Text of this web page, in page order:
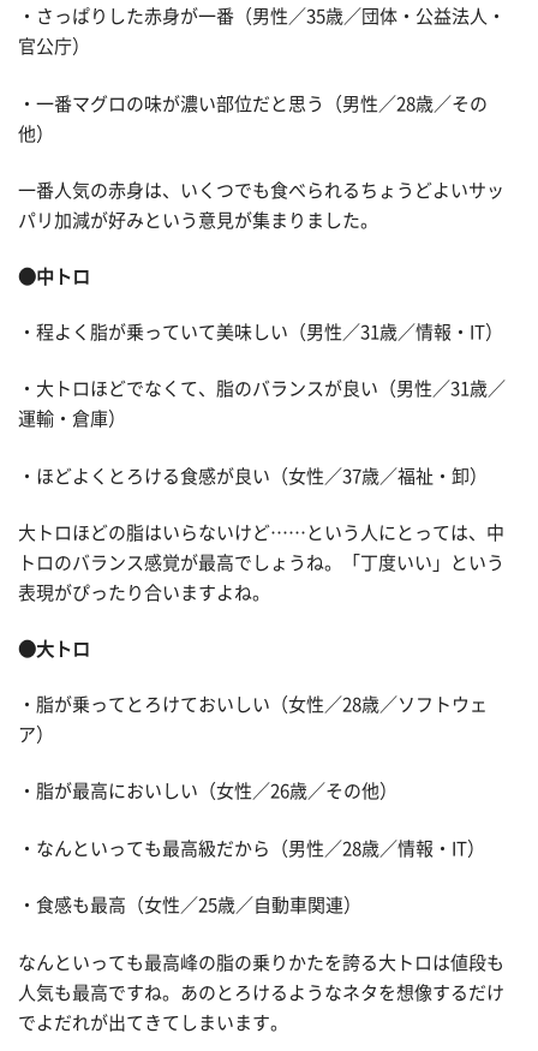
・さっぱりした赤身が一番（男性／35歳／団体・公益法人・
官公庁）
・一番マグロの味が濃い部位だと思う（男性／28歳／その
他）
一番人気の赤身は、いくつでも食べられるちょうどよいサッ
パリ加減が好みという意見が集まりました。
●中トロ
・程よく脂が乗っていて美味しい（男性／31歳／情報・IT）
・大トロほどでなくて、脂のバランスが良い（男性／31歳／
運輸・倉庫）
・ほどよくとろける食感が良い（女性／37歳／福祉・卸）
大トロほどの脂はいらないけど……という人にとっては、中
トロのバランス感覚が最高でしょうね。「丁度いい」という
表現がぴったり合いますよね。
●大トロ
・脂が乗ってとろけておいしい（女性／28歳／ソフトウェ
ア）
・脂が最高においしい（女性／26歳／その他）
・なんといっても最高級だから（男性／28歳／情報・IT）
・食感も最高（女性／25歳／自動車関連）
なんといっても最高峰の脂の乗りかたを誇る大トロは値段も
人気も最高ですね。あのとろけるようなネタを想像するだけ
でよだれが出てきてしまいます。